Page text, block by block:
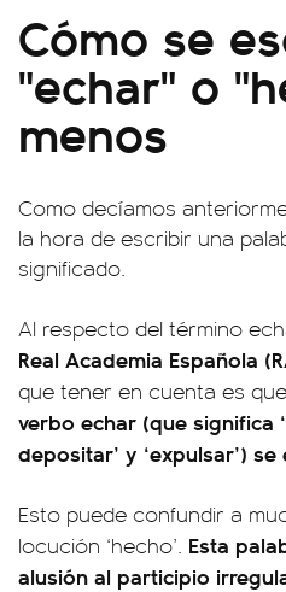
Cómo se
"echar" o
menos
Como decíamos
la hora de escribir una
significado.
Al respecto del término
Real Academia Española
que tener en cuenta es que
verbo echar (que significa
depositar’ y ‘expulsar’)
Esto puede confundir a
locución ‘hecho’. Esta
alusión al participio